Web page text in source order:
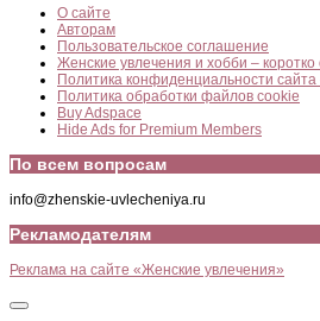
О сайте
Авторам
Пользовательское соглашение
Женские увлечения и хобби – коротко
Политика конфиденциальности
Политика обработки файлов cookie
Buy Adspace
Hide Ads for Premium Members
По всем вопросам
info@zhenskie-uvlecheniya.ru
Рекламодателям
Реклама на сайте «Женские увлечения»